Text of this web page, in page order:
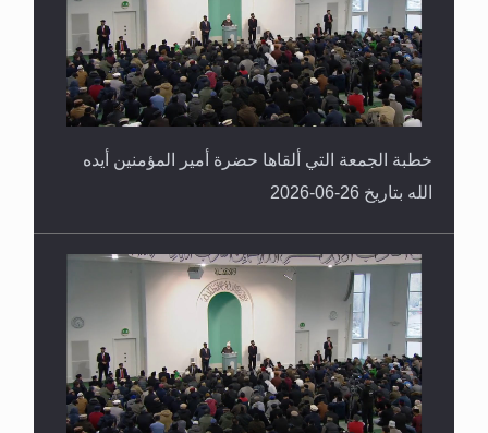
خطبة الجمعة التي ألقاها حضرة أمير المؤمنين أيده
الله بتاريخ 26-06-2026